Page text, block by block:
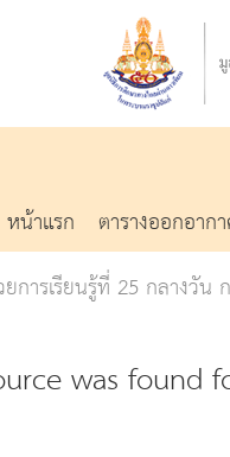
หน้าแรก ตารางออกอาก
การเรียนรู้ที่ 25 กลางวัน
was found